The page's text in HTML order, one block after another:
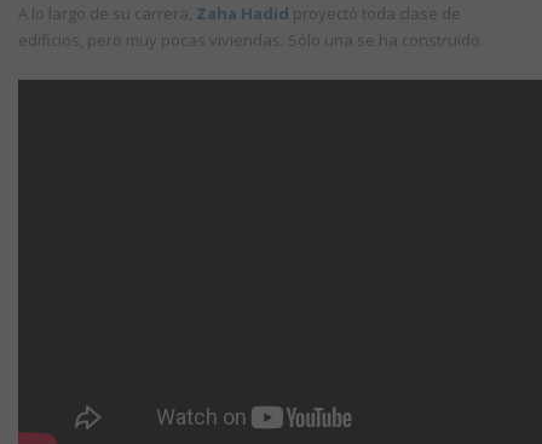
A lo largo de su carrera, Zaha Hadid proyectó toda clase de
edificios, pero muy pocas viviendas. Sólo una se ha construido.